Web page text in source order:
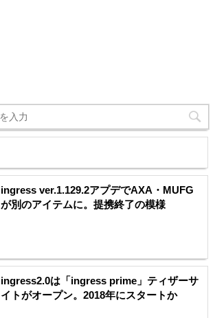
ingress ver.1.129.2アプデでAXA・MUFG
が別のアイテムに。提携終了の模様
ingress2.0は「ingress prime」ティザーサ
イトがオープン。2018年にスタートか